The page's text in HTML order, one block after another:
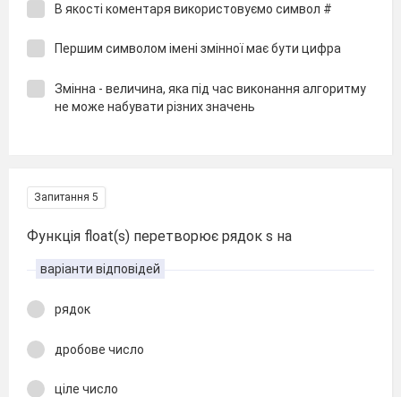
В якості коментаря використовуємо символ #
Першим символом імені змінної має бути цифра
Змінна - величина, яка під час виконання алгоритму
не може набувати різних значень
Запитання 5
Функція float(s) перетворює рядок s на
варіанти відповідей
рядок
дробове число
ціле число